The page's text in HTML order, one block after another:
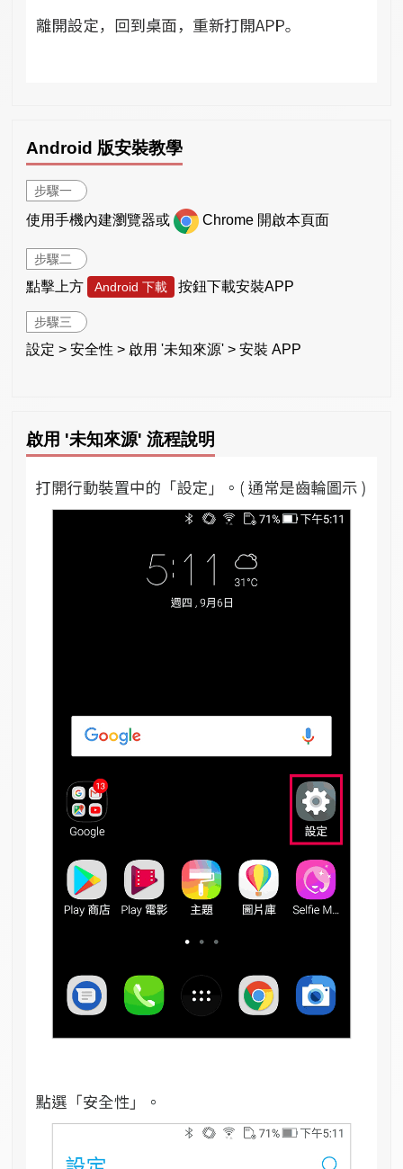
Android 版安裝教學
步驟一
使用手機內建瀏覽器或 Chrome 開啟本頁面
步驟二
點擊上方 Android 下載 按鈕下載安裝APP
步驟三
設定 > 安全性 > 啟用 '未知來源' > 安裝 APP
啟用 '未知來源' 流程說明